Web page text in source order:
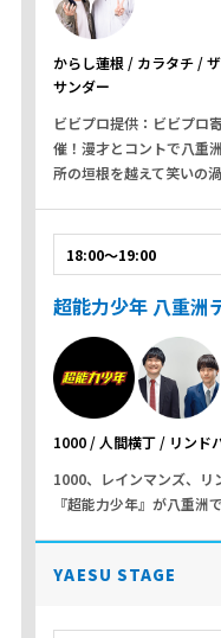
YAESU STAGE
からし蓮根 / カラタチ /
サンダー
ビビプロ提供：ビビプロ
催！漫才とコントで八重
所の垣根を越えて笑いの
18:00～19:00
超能力少年 八重洲
1000 / 人間横丁 / リンド
1000、レインマンズ、リ
『超能力少年』が八重洲